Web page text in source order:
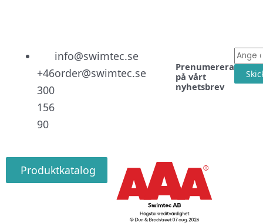
+46
300
156
90
info@swimtec.se
order@swimtec.se
Prenumerera
på vårt
nyhetsbrev
E-
post
Produktkatalog